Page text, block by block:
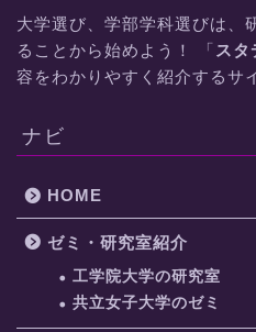
大学選び、学部学科選びは、
ることから始めよう！ 「 スタ
容をわかりやすく紹介するサ
ナビ
HOME
ゼミ・研究室紹介
工学院大学の研究室
共立女子大学のゼミ